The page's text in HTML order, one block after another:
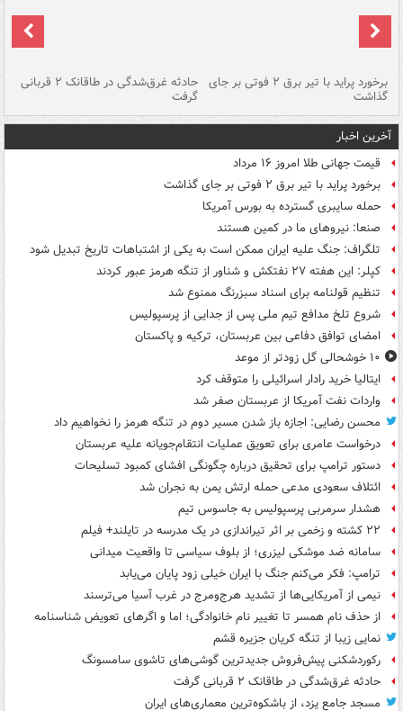
برخورد پراید با تیر برق ۲ فوتی بر جای
گذاشت
حادثه غرق‌شدگی در طاقانک ۲ قربانی
گرفت
آخرین اخبار
قیمت جهانی طلا امروز ۱۶ مرداد
برخورد پراید با تیر برق ۲ فوتی بر جای گذاشت
حمله سایبری گسترده به بورس آمریکا
صنعا: نیروهای ما در کمین‌ هستند
تلگراف: جنگ علیه ایران ممکن است به یکی از اشتباهات تاریخ تبدیل شود
کپلر: این هفته ۲۷ نفتکش و شناور از تنگه هرمز عبور کردند
تنظیم قولنامه برای اسناد سبزرنگ ممنوع شد
شروع تلخ مدافع تیم ملی پس از جدایی از پرسپولیس
امضای توافق دفاعی بین عربستان، ترکیه و پاکستان
۱۰ خوشحالی گل زودتر از موعد
ایتالیا خرید رادار اسرائیلی را متوقف کرد
واردات نفت آمریکا از عربستان صفر شد
محسن رضایی: اجازه باز شدن مسیر دوم در تنگه هرمز را نخواهیم داد
درخواست عامری برای تعویق عملیات انتقام‌جویانه علیه عربستان
دستور ترامپ برای تحقیق درباره چگونگی افشای کمبود تسلیحات
ائتلاف سعودی مدعی حمله ارتش یمن به نجران شد
هشدار سرمربی پرسپولیس به جاسوس تیم
۲۲ کشته و زخمی بر اثر تیراندازی در یک مدرسه در تایلند+ فیلم
سامانه ضد موشکی لیزری؛ از بلوف سیاسی تا واقعیت میدانی
ترامپ: فکر می‌کنم جنگ با ایران خیلی زود پایان می‌یابد
نیمی از آمریکایی‌ها از تشدید هرج‌ومرج در غرب آسیا می‌ترسند
از حذف نام همسر تا تغییر نام خانوادگی؛ اما و اگرهای تعویض شناسنامه
نمایی زیبا از تنگه کریان جزیره قشم
رکوردشکنی پیش‌فروش جدیدترین گوشی‌های تاشوی سامسونگ
حادثه غرق‌شدگی در طاقانک ۲ قربانی گرفت
مسجد جامع یزد، از باشکوه‌ترین معماری‌های ایران